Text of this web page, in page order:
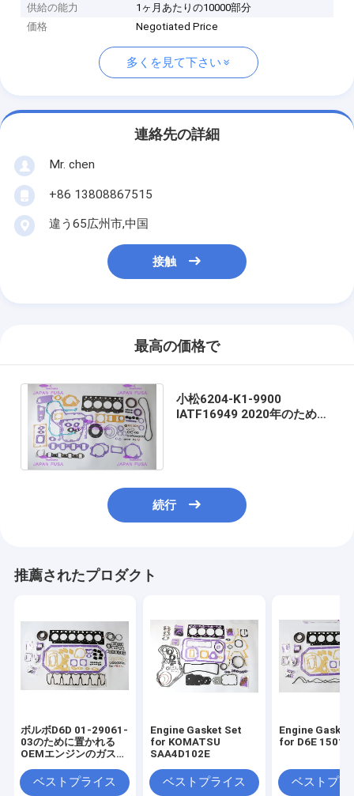
供給の能力
1ヶ月あたりの10000部分
価格
Negotiated Price
多くを見て下さい
連絡先の詳細
Mr. chen
+86 13808867515
違う65広州市,中国
接触
最高の価格で
小松6204-K1-9900
IATF16949 2020年のための
続行
推薦されたプロダクト
ボルボD6D 01-29061-
03のために置かれる
OEMエンジンのガスケ
ベストプライス
Engine Gasket Set
for KOMATSU
SAA4D102E
ベストプライス
Engine Gasket
for D6E
ベストプラ